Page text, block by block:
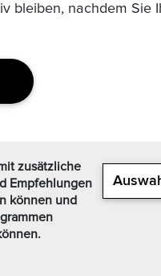
bleiben, nachdem Sie
zusätzliche
Empfehlungen
können und